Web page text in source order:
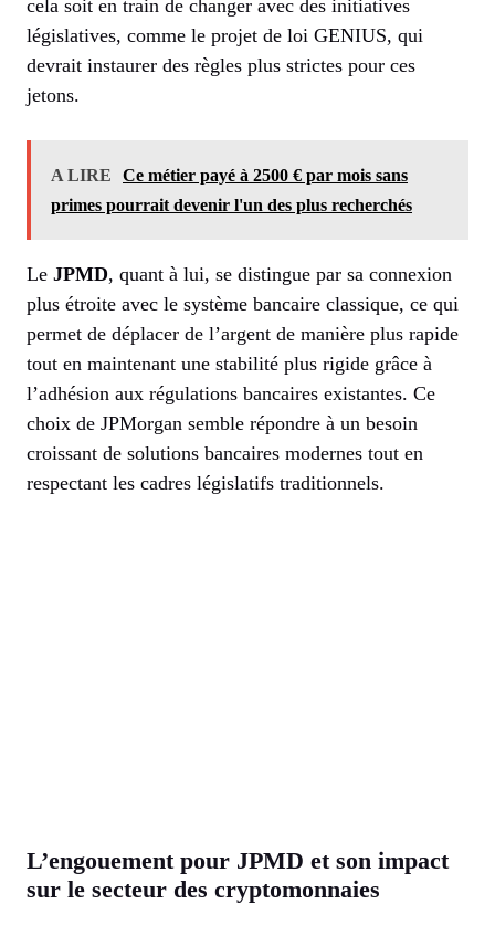
cela soit en train de changer avec des initiatives
législatives, comme le projet de loi GENIUS, qui
devrait instaurer des règles plus strictes pour ces
jetons.
A LIRE
Ce métier payé à 2500 € par mois sans
primes pourrait devenir l'un des plus recherchés
Le JPMD, quant à lui, se distingue par sa connexion
plus étroite avec le système bancaire classique, ce qui
permet de déplacer de l’argent de manière plus rapide
tout en maintenant une stabilité plus rigide grâce à
l’adhésion aux régulations bancaires existantes. Ce
choix de JPMorgan semble répondre à un besoin
croissant de solutions bancaires modernes tout en
respectant les cadres législatifs traditionnels.
L’engouement pour JPMD et son impact
sur le secteur des cryptomonnaies